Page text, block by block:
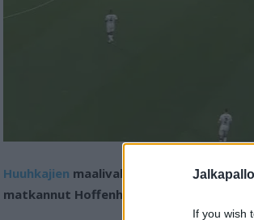
If you wish
Huuhkajien maalivahti Lukas Hradeckyn
matkannut Hoffenheimin vieraaksi.